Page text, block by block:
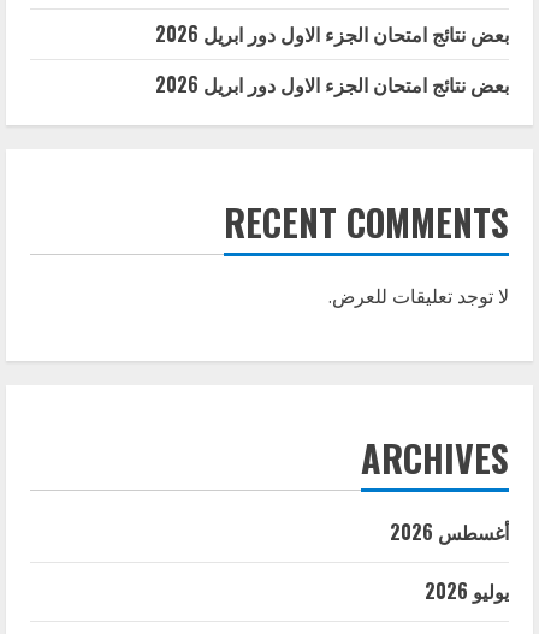
بعض نتائج امتحان الجزء الاول دور ابريل 2026
بعض نتائج امتحان الجزء الاول دور ابريل 2026
RECENT COMMENTS
لا توجد تعليقات للعرض.
ARCHIVES
أغسطس 2026
يوليو 2026